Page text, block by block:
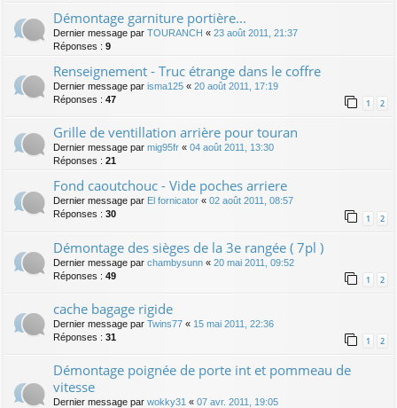
Démontage garniture portière...
Dernier message par TOURANCH « 23 août 2011, 21:37
Réponses : 9
Renseignement - Truc étrange dans le coffre
Dernier message par isma125 « 20 août 2011, 17:19
Réponses : 47 1 2
Grille de ventillation arrière pour touran
Dernier message par mig95fr « 04 août 2011, 13:30
Réponses : 21
Fond caoutchouc - Vide poches arriere
Dernier message par El fornicator « 02 août 2011, 08:57
Réponses : 30 1 2
Démontage des sièges de la 3e rangée ( 7pl )
Dernier message par chambysunn « 20 mai 2011, 09:52
Réponses : 49 1 2
cache bagage rigide
Dernier message par Twins77 « 15 mai 2011, 22:36
Réponses : 31 1 2
Démontage poignée de porte int et pommeau de
vitesse
Dernier message par wokky31 « 07 avr. 2011, 19:05